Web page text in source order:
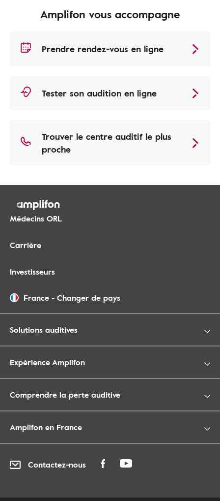
Amplifon vous accompagne
Prendre rendez-vous en ligne
Tester son audition en ligne
Trouver le centre auditif le plus
proche
Médecins ORL
Carrière
Investisseurs
France - Changer de pays
Solutions auditives
Expérience Amplifon
Comprendre la perte auditive
Amplifon en France
Contactez-nous